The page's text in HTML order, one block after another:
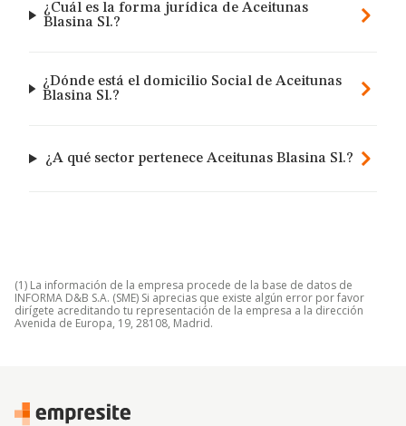
¿Cuál es la forma jurídica de Aceitunas
Blasina Sl.?
¿Dónde está el domicilio Social de Aceitunas
Blasina Sl.?
¿A qué sector pertenece Aceitunas Blasina Sl.?
(1) La información de la empresa procede de la base de datos de
INFORMA D&B S.A. (SME) Si aprecias que existe algún error por favor
dirígete acreditando tu representación de la empresa a la dirección
Avenida de Europa, 19, 28108, Madrid.